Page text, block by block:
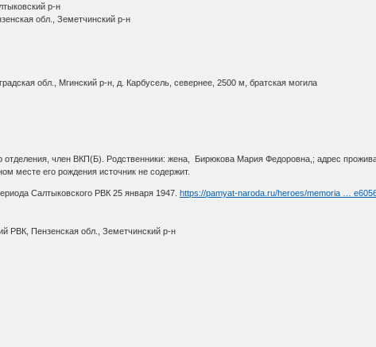
р-н
обл., Земетчинский р-н
обл., Мгинский р-н, д. Карбусель, севернее, 2500 м, братская могила
отделения, член ВКП(Б). Родственники: жена, Бирюкова Мария Федоровна,; адрес
месте его рождения источник не содержит.
Салтыковского РВК 25 января 1947.https://pamyat-naroda.ru/heroes/memoria …
РВК, Пензенская обл., Земетчинский р-н